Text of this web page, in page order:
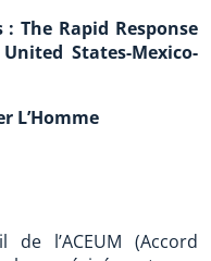
The Rapid Response
States-Mexico-
L’Homme
l’ACEUM (Accord